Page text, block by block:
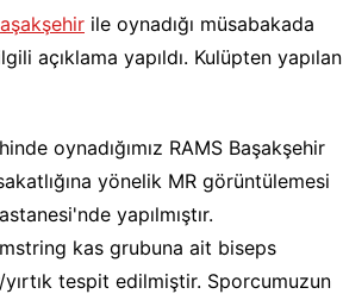
ile oynadığı müsabakada
açıklama yapıldı. Kulüpten yapılan
oynadığımız RAMS Başakşehir
yönelik MR görüntülemesi
yapılmıştır.
kas grubuna ait biseps
tespit edilmiştir. Sporcumuzun